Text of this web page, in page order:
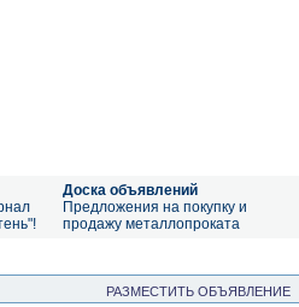
Доска объявлений
Предложения на покупку и
продажу металлопроката
РАЗМЕСТИТЬ ОБЪЯВЛЕНИЕ